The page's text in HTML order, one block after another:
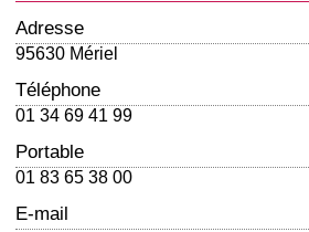
Adresse
95630 Mériel
Téléphone
01 34 69 41 99
Portable
01 83 65 38 00
E-mail